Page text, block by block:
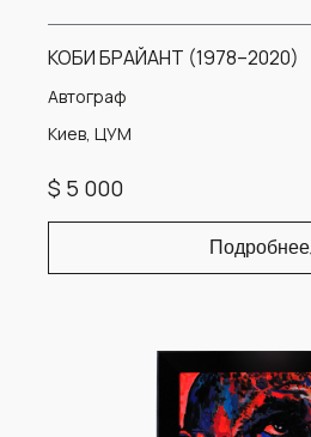
КОБИ БРАЙАНТ (1978–2020)
Автограф
Киев, ЦУМ
$ 5 000
Подробнее